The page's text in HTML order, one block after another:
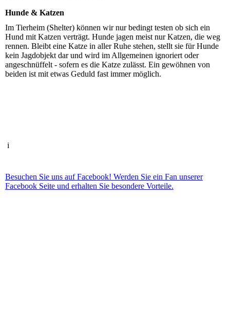
Hunde & Katzen
Im Tierheim (Shelter) können wir nur bedingt testen ob sich ein
Hund mit Katzen verträgt. Hunde jagen meist nur Katzen, die weg
rennen. Bleibt eine Katze in aller Ruhe stehen, stellt sie für Hunde
kein Jagdobjekt dar und wird im Allgemeinen ignoriert oder
angeschnüffelt - sofern es die Katze zulässt. Ein gewöhnen von
beiden ist mit etwas Geduld fast immer möglich.
i
Besuchen Sie uns auf Facebook! Werden Sie ein Fan unserer
Facebook Seite und erhalten Sie besondere Vorteile.